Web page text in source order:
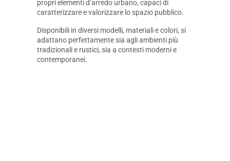
propri elementi d’arredo urbano, capaci di
caratterizzare e valorizzare lo spazio pubblico.
Disponibili in diversi modelli, materiali e colori, si
adattano perfettamente sia agli ambienti più
tradizionali e rustici, sia a contesti moderni e
contemporanei.